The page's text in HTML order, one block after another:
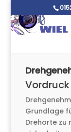
Grundlage
Drehorte zu